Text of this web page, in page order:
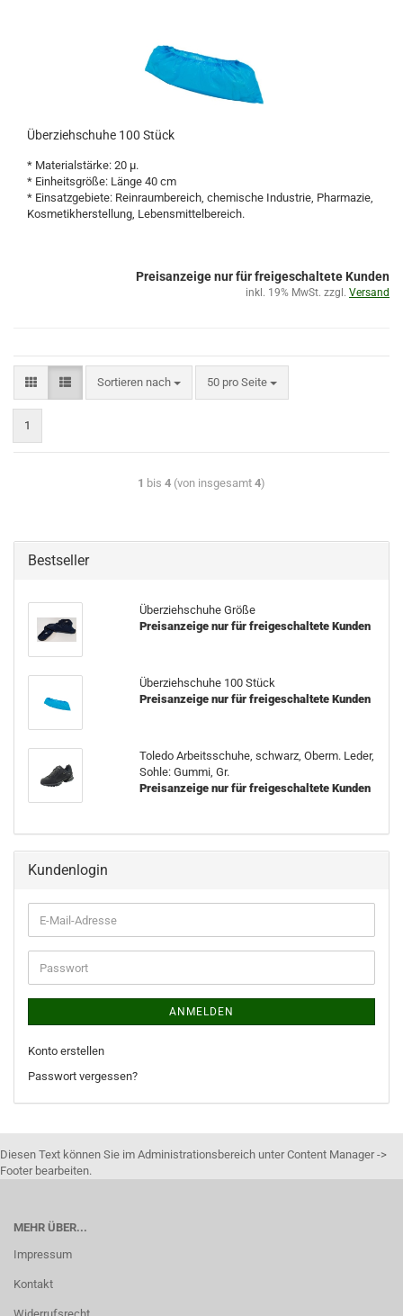
Überziehschuhe 100 Stück
* Materialstärke: 20 µ.
* Einheitsgröße: Länge 40 cm
* Einsatzgebiete: Reinraumbereich, chemische Industrie, Pharmazie,
Kosmetikherstellung, Lebensmittelbereich.
Preisanzeige nur für freigeschaltete Kunden
inkl. 19% MwSt. zzgl. Versand
Sortieren nach 50 pro Seite
1
1 bis 4 (von insgesamt 4)
Bestseller
Überziehschuhe Größe
Preisanzeige nur für freigeschaltete Kunden
Überziehschuhe 100 Stück
Preisanzeige nur für freigeschaltete Kunden
Toledo Arbeitsschuhe, schwarz, Oberm. Leder,
Sohle: Gummi, Gr.
Preisanzeige nur für freigeschaltete Kunden
Kundenlogin
ANMELDEN
Konto erstellen
Passwort vergessen?
Diesen Text können Sie im Administrationsbereich unter Content Manager ->
Footer bearbeiten.
MEHR ÜBER...
Impressum
Kontakt